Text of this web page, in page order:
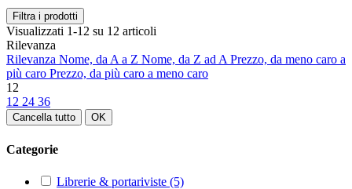
Filtra i prodotti
Visualizzati 1-12 su 12 articoli
Rilevanza
Rilevanza Nome, da A a Z Nome, da Z ad APrezzo, da meno caro a
più caro Prezzo, da più caro a meno caro
12
12 24 36
Cancella tutto OK
Categorie
Librerie & portariviste (5)